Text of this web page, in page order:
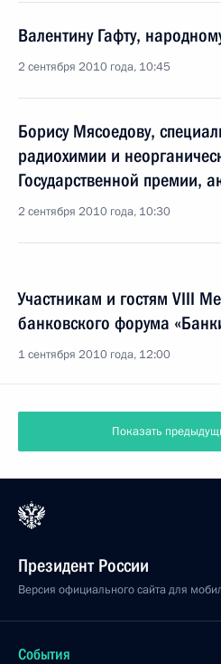
Валентину Гафту,
2 сентября 2010 года, 10:45
Борису Мясоедову,
радиохимии и
Государственной премии,
2 сентября 2010 года, 10:30
Участникам и гостям VIII
банковского форума
1 сентября 2010 года, 12:00
Показать
Президент России
Версия официального сайта для
События